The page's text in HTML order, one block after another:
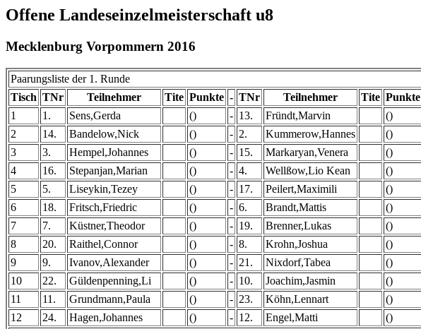
Offene Landeseinzelmeisterschaft u8
Mecklenburg Vorpommern 2016
Paarungsliste der 1. Runde
Tisch TNr Teilnehmer Tite Punkte - TNr Teilnehmer Tite Punkte
1
1. Sens,Gerda () - 13. Fründt,Marvin ()
2
14. Bandelow,Nick () - 2. Kummerow,Hannes ()
3
3. Hempel,Johannes () - 15. Markaryan,Venera ()
4
16. Stepanjan,Marian () - 4. Wellßow,Lio Kean ()
5
5. Liseykin,Tezey () - 17. Peilert,Maximili ()
6
18. Fritsch,Friedric () - 6. Brandt,Mattis ()
7
7. Küstner,Theodor () - 19. Brenner,Lukas ()
8
20. Raithel,Connor () - 8. Krohn,Joshua ()
9
9. Ivanov,Alexander () - 21. Nixdorf,Tabea ()
10
22. Güldenpenning,Li () - 10. Joachim,Jasmin ()
11
11. Grundmann,Paula () - 23. Köhn,Lennart ()
12
24. Hagen,Johannes () - 12. Engel,Matti ()